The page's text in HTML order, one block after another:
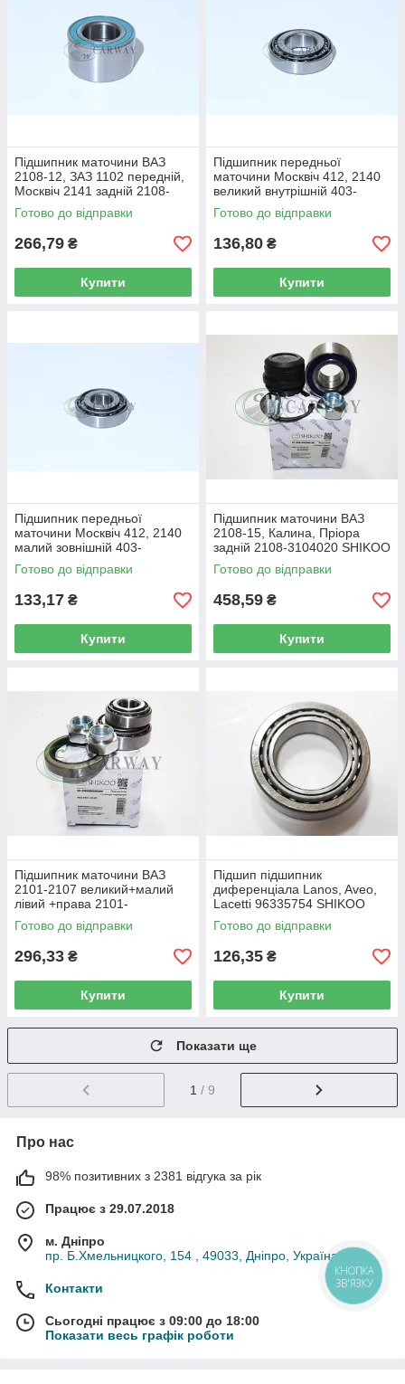
Підшипник маточини ВАЗ
2108-12, ЗАЗ 1102 передній,
Москвіч 2141 задній 2108-
3103020 LSA
Готово до відправки
266,79 ₴
Купити
Підшипник передньої
маточини Москвіч 412, 2140
великий внутрішній 403-
3103020 LSA
Готово до відправки
136,80 ₴
Купити
Підшипник передньої
маточини Москвіч 412, 2140
малий зовнішній 403-
3103025 LSA
Готово до відправки
133,17 ₴
Купити
Підшипник маточини ВАЗ
2108-15, Калина, Пріора
задній 2108-3104020 SHIKOO
Готово до відправки
458,59 ₴
Купити
Підшипник маточини ВАЗ
2101-2107 великий+малий
лівий +права 2101-
3103020/25 SHIKOO
Готово до відправки
296,33 ₴
Купити
Підшип підшипник
диференціала Lanos, Aveo,
Lacetti 96335754 SHIKOO
Готово до відправки
126,35 ₴
Купити
Показати ще
1 / 9
Про нас
98% позитивних з 2381 відгука за рік
Працює з 29.07.2018
м. Дніпро
пр. Б.Хмельницкого, 154 , 49033, Дніпро, Україна
Контакти
Сьогодні працює з 09:00 до 18:00
Показати весь графік роботи
КНОПКА
ЗВ'ЯЗКУ